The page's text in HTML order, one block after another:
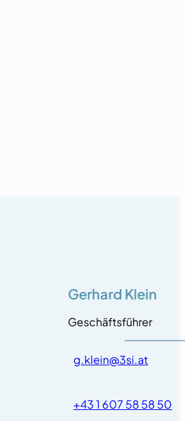
Gerhard Klein
Geschäftsführer
g.klein@3si.at
+43 1 607 58 58 50